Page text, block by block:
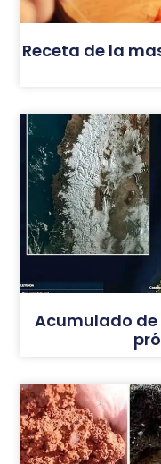
Receta de la
Acumulado